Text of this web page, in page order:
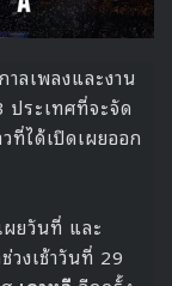
าลเพลงและงาน
ประเทศที่จะจัด
ที่ได้เปิดเผยออก
ผยวันที่ และ
วงเช้าวันที่ 29